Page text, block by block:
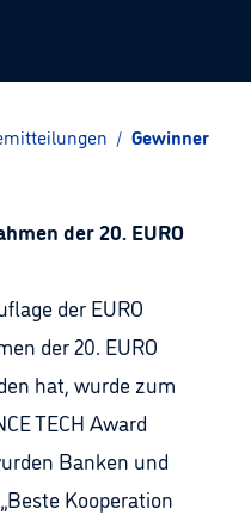
/ Gewinner des
der 20. EURO
der EURO
der 20. EURO
hat, wurde zum
TECH Award
Banken und
Kooperation